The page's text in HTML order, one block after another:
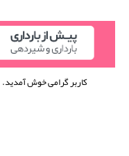
کاربر گرامی خوش آمدید.